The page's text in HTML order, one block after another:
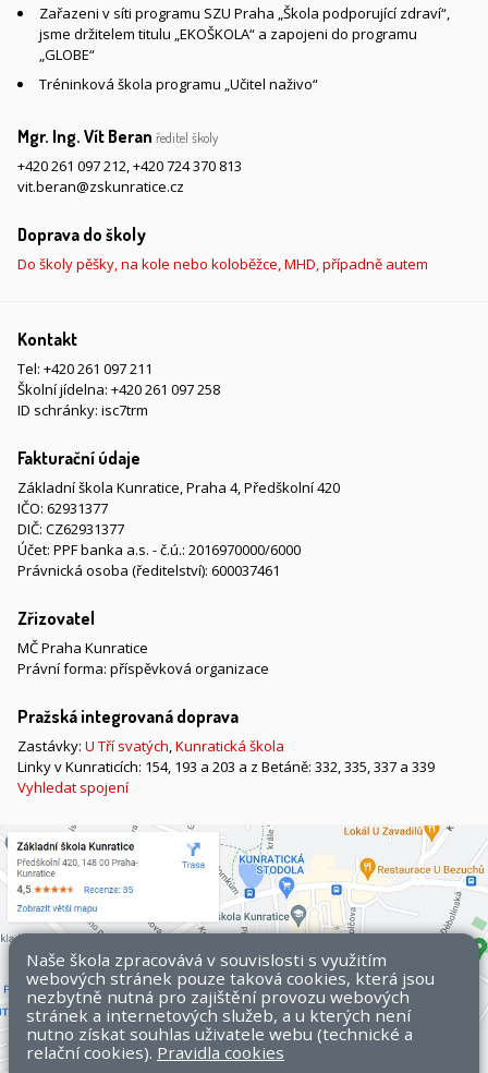
Zařazeni v síti programu SZU Praha „Škola podporující zdraví“,
jsme držitelem titulu „EKOŠKOLA“ a zapojeni do programu
„GLOBE“
Tréninková škola programu „Učitel naživo“
Mgr. Ing. Vít Beran ředitel školy
+420 261 097 212,+420 724 370 813
vit.beran@zskunratice.cz
Doprava do školy
Do školy pěšky, na kole nebo koloběžce, MHD, případně autem
Kontakt
Tel: +420 261 097 211
Školní jídelna: +420 261 097 258
ID schránky: isc7trm
Fakturační údaje
Základní škola Kunratice, Praha 4, Předškolní 420
IČO: 62931377
DIČ: CZ62931377
Účet: PPF banka a.s. - č.ú.: 2016970000/6000
Právnická osoba (ředitelství): 600037461
Zřizovatel
MČ Praha Kunratice
Právní forma: příspěvková organizace
Pražská integrovaná doprava
Zastávky: U Tří svatých,Kunratická škola
Linky v Kunraticích: 154, 193 a 203 a z Betáně: 332, 335, 337 a 339
Vyhledat spojení
Naše škola zpracovává v souvislosti s využitím
webových stránek pouze taková cookies, která jsou
nezbytně nutná pro zajištění provozu webových
stránek a internetových služeb, a u kterých není
nutno získat souhlas uživatele webu (technické a
relační cookies). Pravidla cookies